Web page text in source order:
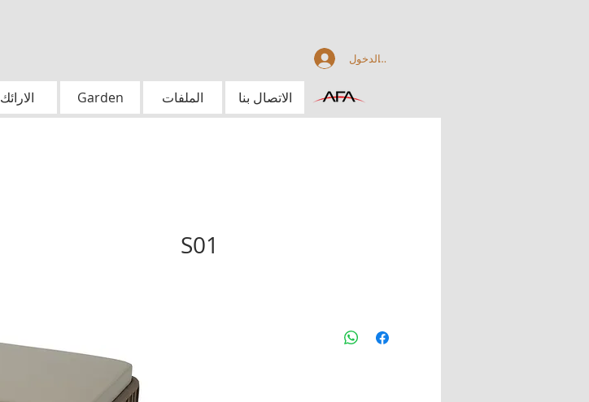
تسجيل الدخول
الارائك Garden الملفات الاتصال بنا
S01